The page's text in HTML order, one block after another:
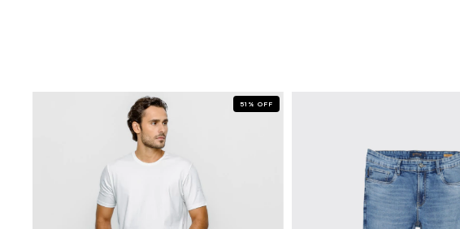
51 % OFF